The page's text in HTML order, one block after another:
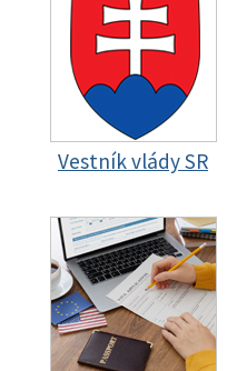
Vestník vlády SR